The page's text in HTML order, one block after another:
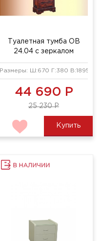
Туалетная тумба ОВ
24.04 с зеркалом
Размеры: Ш:670 Г:380 В:1895 мм
44 690 Р
25 230 Р
Купить